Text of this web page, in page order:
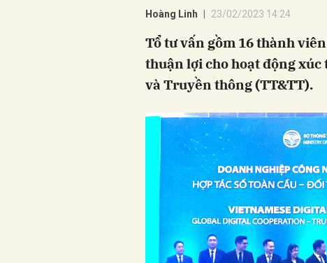
Hoàng Linh 23/02/2023 14:24
Tổ tư vấn gồm 16 thành
thuận lợi cho hoạt động
và Truyền thông (TT&TT).